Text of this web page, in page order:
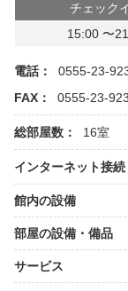
チェック
15:00 〜
電話：
0555-23-
FAX：
0555-23-
総部屋数： 16室
インターネット接続
館内の設備
部屋の設備・備品
サービス